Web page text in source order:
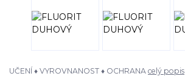
UČENÍ ♦ VYROVNANOST ♦ OCHRANA celý popis